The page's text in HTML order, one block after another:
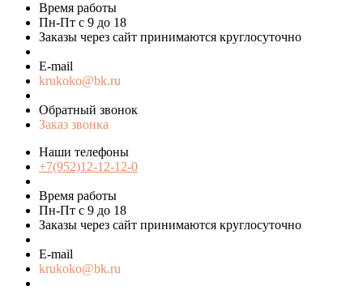
Время работы
Пн-Пт с 9 до 18
Заказы через сайт принимаются круглосуточно
E-mail
krukoko@bk.ru
Обратный звонок
Заказ звонка
Наши телефоны
+7(952)12-12-12-0
Время работы
Пн-Пт с 9 до 18
Заказы через сайт принимаются круглосуточно
E-mail
krukoko@bk.ru